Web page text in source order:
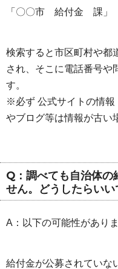
「〇〇市 給付金 課」
検索すると市区町村や都
され、そこに電話番号や
す。
※必ず 公式サイトの情報
やブログ等は情報が古い
Q：調べても自治体の
せん。どうしたらいい
A：以下の可能性がありま
給付金が公募されていな